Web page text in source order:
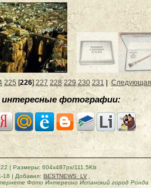
225 [226] 227 228 229 230 231 |
интересные фотографии:
| Размеры: 604x487px/111.5Kb
18 | Добавил: BESTNEWS_LV
Фото Интересно Испанский город Ронда